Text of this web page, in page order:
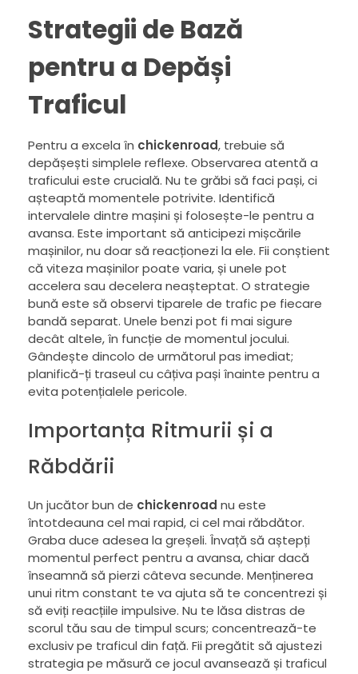
Strategii de Bază
pentru a Depăși
Traficul
Pentru a excela în chickenroad, trebuie să
depășești simplele reflexe. Observarea atentă a
traficului este crucială. Nu te grăbi să faci pași, ci
așteaptă momentele potrivite. Identifică
intervalele dintre mașini și folosește-le pentru a
avansa. Este important să anticipezi mișcările
mașinilor, nu doar să reacționezi la ele. Fii conștient
că viteza mașinilor poate varia, și unele pot
accelera sau decelera neașteptat. O strategie
bună este să observi tiparele de trafic pe fiecare
bandă separat. Unele benzi pot fi mai sigure
decât altele, în funcție de momentul jocului.
Gândește dincolo de următorul pas imediat;
planifică-ți traseul cu câțiva pași înainte pentru a
evita potențialele pericole.
Importanța Ritmurii și a
Răbdării
Un jucător bun de chickenroad nu este
întotdeauna cel mai rapid, ci cel mai răbdător.
Graba duce adesea la greșeli. Învață să aștepți
momentul perfect pentru a avansa, chiar dacă
înseamnă să pierzi câteva secunde. Menținerea
unui ritm constant te va ajuta să te concentrezi și
să eviți reacțiile impulsive. Nu te lăsa distras de
scorul tău sau de timpul scurs; concentrează-te
exclusiv pe traficul din față. Fii pregătit să ajustezi
strategia pe măsură ce jocul avansează și traficul